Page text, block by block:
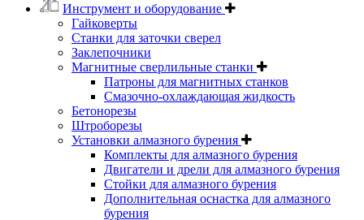
Инструмент и оборудование
Гайковерты
Станки для заточки сверел
Заклепочники
Магнитные сверлильные станки
Патроны для магнитных станков
Смазочно-охлаждающая жидкость
Бетонорезы
Штроборезы
Установки алмазного бурения
Комплекты для алмазного бурения
Двигатели и дрели для алмазного бурения
Стойки для алмазного бурения
Дополнительная оснастка для алмазного
бурения